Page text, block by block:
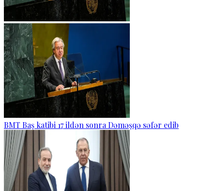
BMT Baş katibi 17 ildən sonra Dəməşqə səfər edib